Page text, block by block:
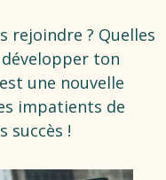
rejoindre ? Quelles
ton
une nouvelle
impatients de
succès !